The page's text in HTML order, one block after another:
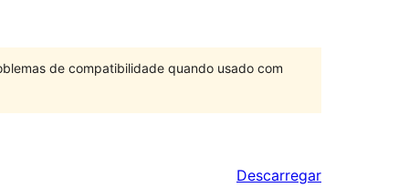
de compatibilidade quando usado com
Descarregar